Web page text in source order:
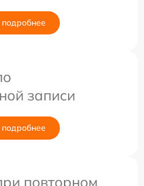
подробнее
записи
подробнее
повторном